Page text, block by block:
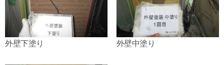
外壁下塗り 外壁中塗り